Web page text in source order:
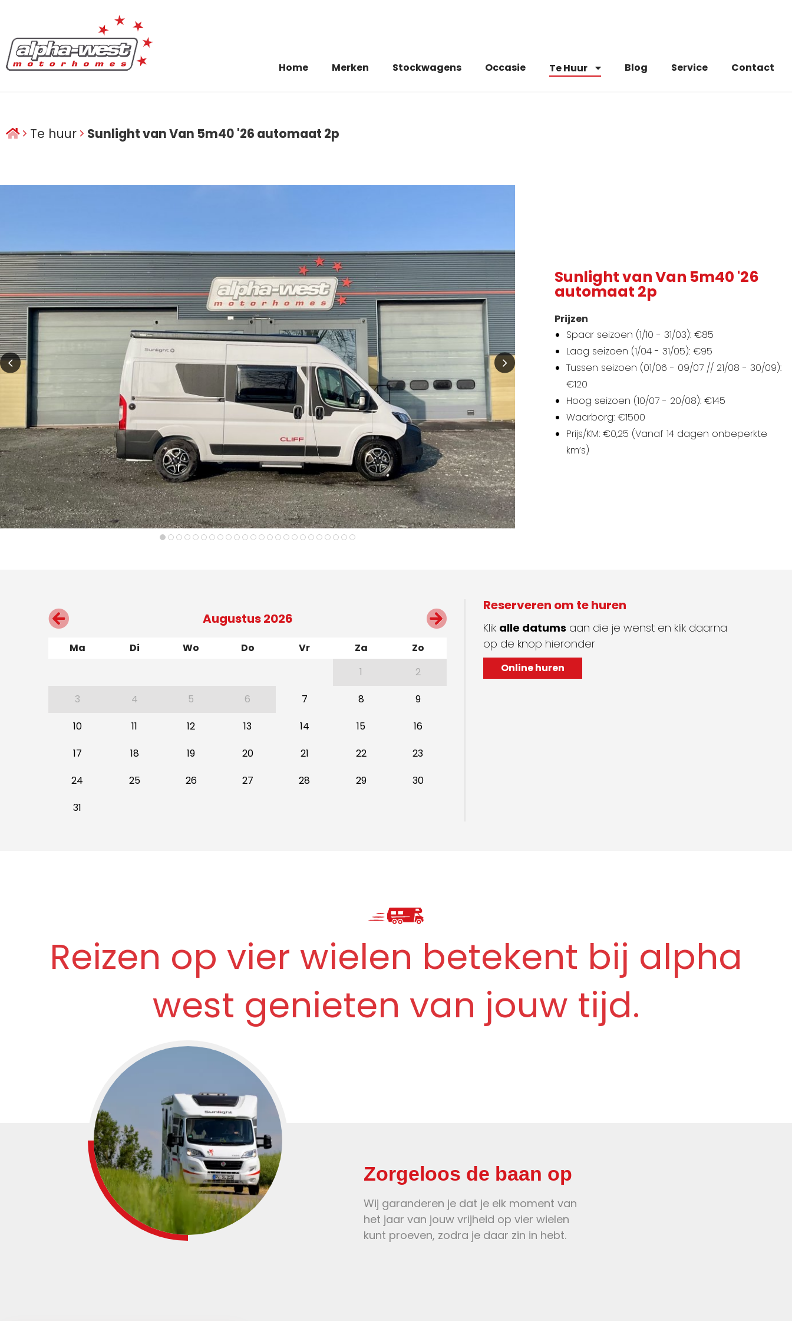
Home Merken Stockwagens Occasie Te Huur Blog Service Contact
Te huur Sunlight van Van 5m40 '26 automaat 2p
Sunlight van Van 5m40 '26
automaat 2p
Prijzen
Spaar seizoen (1/10 - 31/03): €85
Laag seizoen (1/04 - 31/05): €95
Tussen seizoen (01/06 - 09/07 // 21/08 - 30/09):
€120
Hoog seizoen (10/07 - 20/08): €145
Waarborg: €1500
Prijs/KM: €0,25 (Vanaf 14 dagen onbeperkte
km’s)
Augustus 2026
Ma Di Wo Do Vr Za
Zo
1
2
3
4 5 6 7 8
9
10
11 12 13 14 15
16
17
18 19 20 21 22
23
24
25 26 27 28 29
30
31
Reserveren om te huren
Klik alle datums aan die je wenst en klik daarna
op de knop hieronder
Online huren
Reizen op vier wielen betekent bij alpha
west genieten van jouw tijd.
Zorgeloos de baan op
Wij garanderen je dat je elk moment van
het jaar van jouw vrijheid op vier wielen
kunt proeven, zodra je daar zin in hebt.